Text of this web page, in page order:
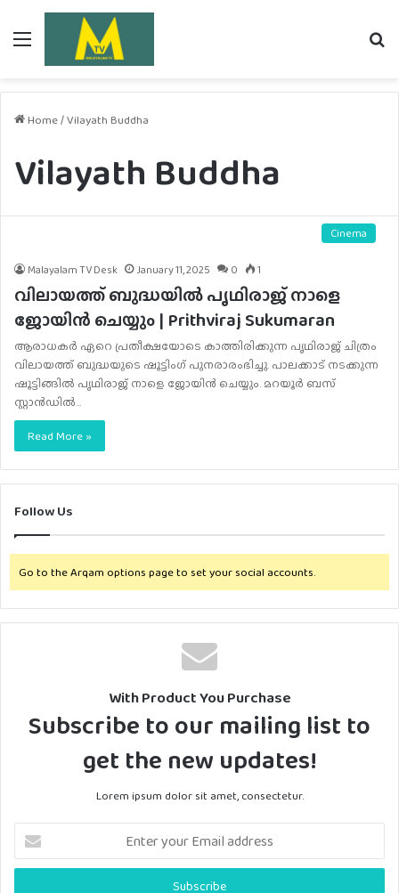
Home/Vilayath Buddha
Vilayath Buddha
Cinema
Malayalam TV Desk January 11, 2025 0 1
വിലായത്ത് ബുദ്ധയിൽ പൃഥിരാജ് നാളെ
ജോയിൻ ചെയ്യും | Prithviraj Sukumaran
ആരാധകർ ഏറെ പ്രതീക്ഷയോടെ കാത്തിരിക്കുന്ന പൃഥിരാജ് ചിത്രം
വിലായത്ത് ബുദ്ധയുടെ ഷൂട്ടിംഗ് പുനരാരംഭിച്ചു. പാലക്കാട് നടക്കുന്ന
ഷൂട്ടിങ്ങിൽ പൃഥിരാജ് നാളെ ജോയിൻ ചെയ്യും. മറയൂർ ബസ്
സ്റ്റാൻഡിൽ…
Read More »
Follow Us
Go to the Arqam options page to set your social accounts.
With Product You Purchase
Subscribe to our mailing list to
get the new updates!
Lorem ipsum dolor sit amet, consectetur.
t